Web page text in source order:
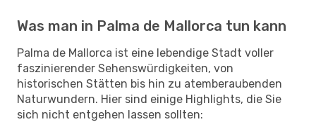
Was man in Palma de Mallorca tun kann
Palma de Mallorca ist eine lebendige Stadt voller
faszinierender Sehenswürdigkeiten, von
historischen Stätten bis hin zu atemberaubenden
Naturwundern. Hier sind einige Highlights, die Sie
sich nicht entgehen lassen sollten: